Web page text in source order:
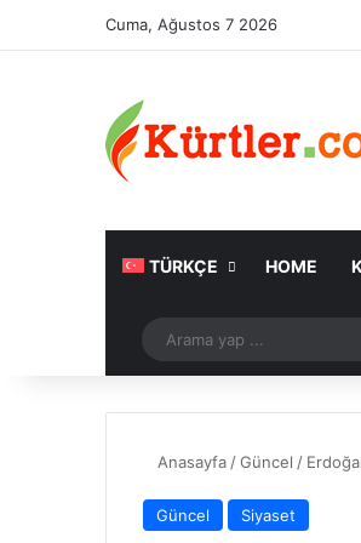
Cuma, Ağustos 7 2026
TÜRKÇE HOME
Rastgele Makale
Anasayfa /Güncel /
Güncel Siyaset